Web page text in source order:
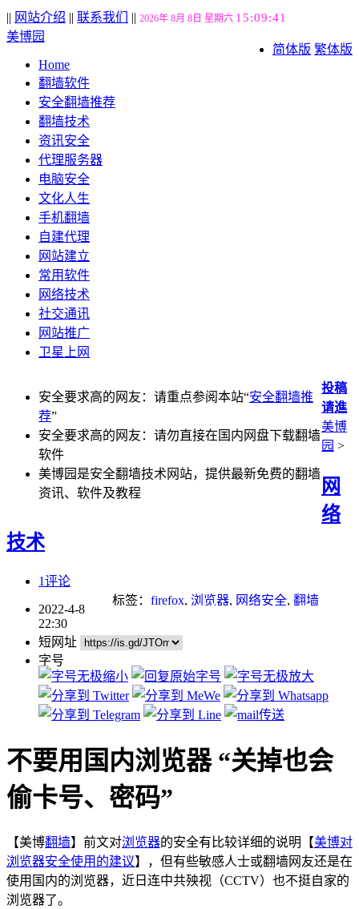
|| 网站介绍 || 联系我们 || 2026年 8月 8日 星期六 15:09:42
简体版 繁体版
美博园
Home
翻墙软件
安全翻墙推荐
翻墙技术
资讯安全
代理服务器
电脑安全
文化人生
手机翻墙
自建代理
网站建立
常用软件
网络技术
社交通讯
网站推广
卫星上网
安全要求高的网友：请重点参阅本站“安全翻墙推
荐”
安全要求高的网友：请勿直接在国内网盘下载翻墙
软件
美博园是安全翻墙技术网站，提供最新免费的翻墙
资讯、软件及教程
投稿
请進
美博
园 >
网
络
技术
1评论
标签： firefox, 浏览器, 网络安全, 翻墙
2022-4-8
22:30
短网址
字号
不要用国内浏览器 “关掉也会
偷卡号、密码”
【美博翻墙】前文对浏览器的安全有比较详细的说明【美博对
浏览器安全使用的建议】，但有些敏感人士或翻墙网友还是在
使用国内的浏览器，近日连中共殃视（CCTV）也不挺自家的
浏览器了。